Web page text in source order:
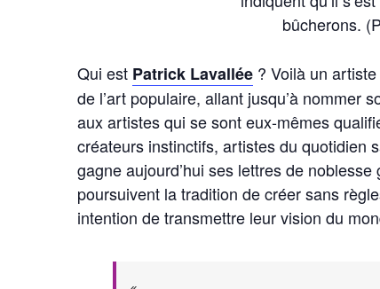
bûcherons.
Qui est Patrick Lavallée ? Voilà un
de l’art populaire, allant jusqu’à nommer
aux artistes qui se sont eux-mêmes
créateurs instinctifs, artistes du quotidien
gagne aujourd’hui ses lettres de
poursuivent la tradition de créer sans
intention de transmettre leur vision du